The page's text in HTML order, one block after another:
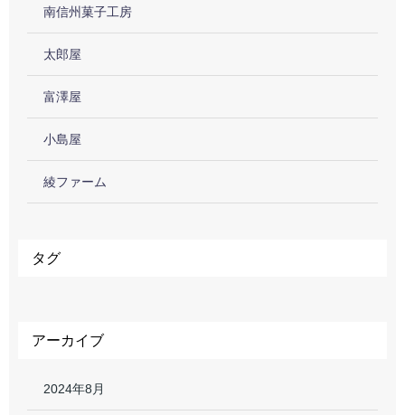
南信州菓子工房
太郎屋
富澤屋
小島屋
綾ファーム
タグ
アーカイブ
2024年8月